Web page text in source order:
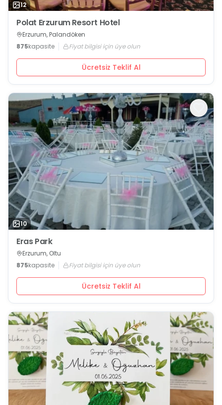
12
Polat Erzurum Resort Hotel
Erzurum, Palandöken
875kapasite Fiyat bilgisi için üye olun
Ücretsiz Teklif Al
10
Eras Park
Erzurum, Oltu
875kapasite Fiyat bilgisi için üye olun
Ücretsiz Teklif Al